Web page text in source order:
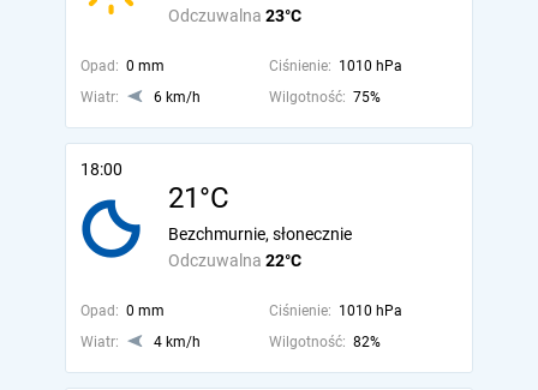
Odczuwalna 23°C
Opad: 0 mm Ciśnienie: 1010 hPa
Wiatr:
6 km/h Wilgotność: 75%
18:00
21°C
Odczuwalna 22°C
Bezchmurnie, słonecznie
Opad: 0 mm Ciśnienie: 1010 hPa
Wiatr:
4 km/h Wilgotność: 82%